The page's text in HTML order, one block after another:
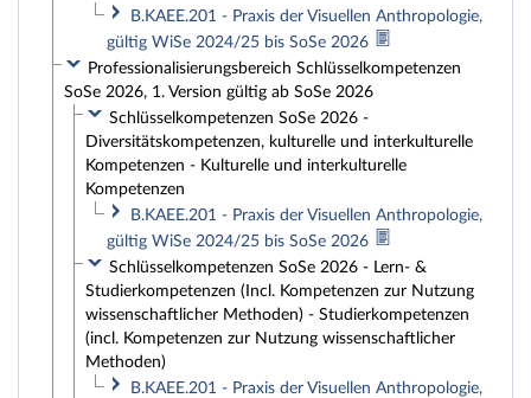
B.KAEE.201 - Praxis der Visuellen Anthropologie,
gültig WiSe 2024/25 bis SoSe 2026
Professionalisierungsbereich Schlüsselkompetenzen
SoSe 2026, 1. Version gültig ab SoSe 2026
Schlüsselkompetenzen SoSe 2026 -
Diversitätskompetenzen, kulturelle und interkulturelle
Kompetenzen - Kulturelle und interkulturelle
Kompetenzen
B.KAEE.201 - Praxis der Visuellen Anthropologie,
gültig WiSe 2024/25 bis SoSe 2026
Schlüsselkompetenzen SoSe 2026 - Lern- &
Studierkompetenzen (Incl. Kompetenzen zur Nutzung
wissenschaftlicher Methoden) - Studierkompetenzen
(incl. Kompetenzen zur Nutzung wissenschaftlicher
Methoden)
B.KAEE.201 - Praxis der Visuellen Anthropologie,